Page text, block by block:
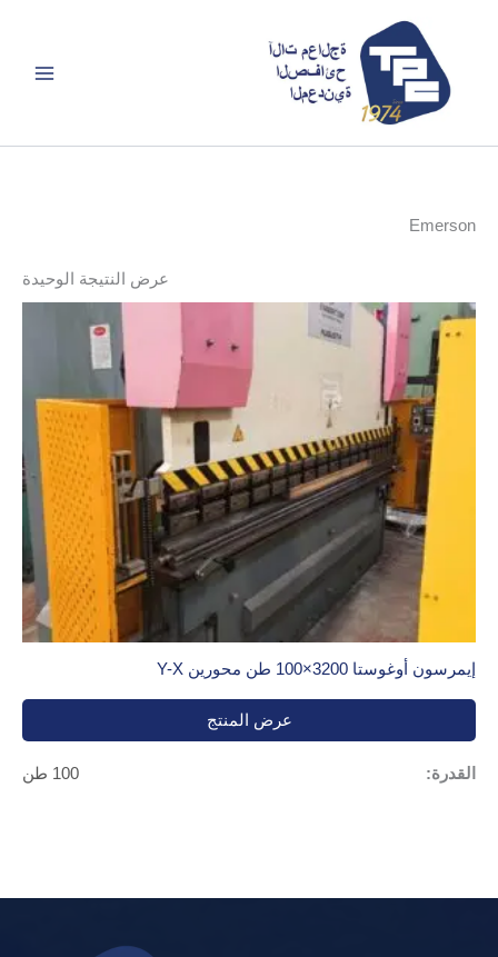
المحتوى
Emerson
عرض النتيجة الوحيدة
إيمرسون أوغوستا 3200×100 طن محورين Y-X
عرض المنتج
القدرة: 100 طن